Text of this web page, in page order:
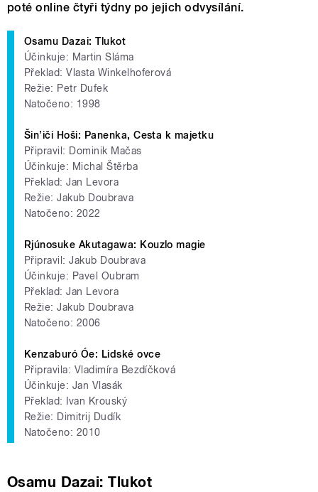
poté online čtyři týdny po jejich odvysílání.
Osamu Dazai: Tlukot
Účinkuje: Martin Sláma
Překlad: Vlasta Winkelhoferová
Režie: Petr Dufek
Natočeno: 1998
Šin’iči Hoši: Panenka, Cesta k majetku
Připravil: Dominik Mačas
Účinkuje: Michal Štěrba
Překlad: Jan Levora
Režie: Jakub Doubrava
Natočeno: 2022
Rjúnosuke Akutagawa: Kouzlo magie
Připravil: Jakub Doubrava
Účinkuje: Pavel Oubram
Překlad: Jan Levora
Režie: Jakub Doubrava
Natočeno: 2006
Kenzaburó Óe: Lidské ovce
Připravila: Vladimíra Bezdíčková
Účinkuje: Jan Vlasák
Překlad: Ivan Krouský
Režie: Dimitrij Dudík
Natočeno: 2010
Osamu Dazai: Tlukot